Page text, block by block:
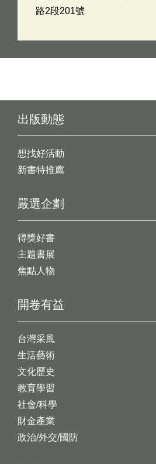
路2段201號
出版動態
想找好活動
新書特推薦
開卷有益
台灣采風
生活藝術
文化歷史
教育學習
社會/科學
財金產業
政治/外交/國防
嚴選企劃
得獎好書
主題書展
焦點人物